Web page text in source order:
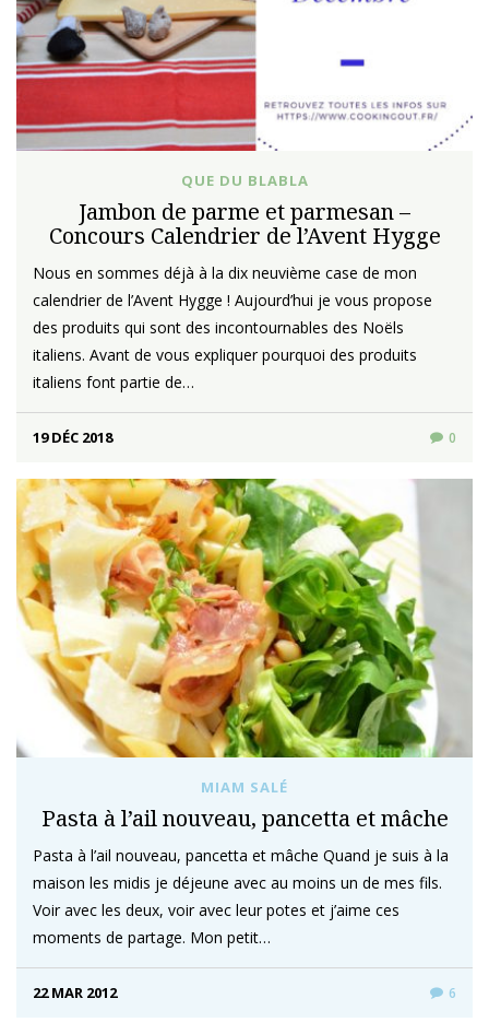
QUE DU BLABLA
Jambon de parme et parmesan –
Concours Calendrier de l’Avent Hygge
Nous en sommes déjà à la dix neuvième case de mon
calendrier de l’Avent Hygge ! Aujourd’hui je vous propose
des produits qui sont des incontournables des Noëls
italiens. Avant de vous expliquer pourquoi des produits
italiens font partie de…
19 DÉC 2018 0
MIAM SALÉ
Pasta à l’ail nouveau, pancetta et mâche
Pasta à l’ail nouveau, pancetta et mâche Quand je suis à la
maison les midis je déjeune avec au moins un de mes fils.
Voir avec les deux, voir avec leur potes et j’aime ces
moments de partage. Mon petit…
22 MAR 2012 6